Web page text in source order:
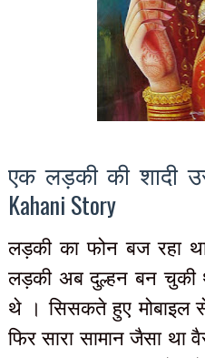
एक लड़की की शादी
Kahani Story
लड़की का फोन बज रहा
लड़की अब दुल्हन बन
थे । सिसकते हुए मोबाइल
फिर सारा सामान जैसा